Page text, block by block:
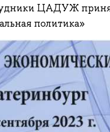
ЦАДУЖ
политика»